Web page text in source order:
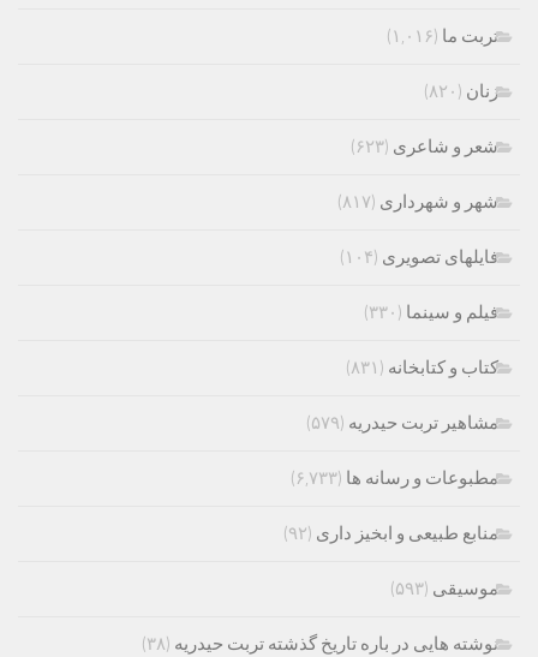
تربت ما (۱,۰۱۶)
زنان (۸۲۰)
شعر و شاعری (۶۲۳)
شهر و شهرداری (۸۱۷)
فایلهای تصویری (۱۰۴)
فیلم و سینما (۳۳۰)
کتاب و کتابخانه (۸۳۱)
مشاهیر تربت حیدریه (۵۷۹)
مطبوعات و رسانه ها (۶,۷۳۳)
منابع طبیعی و ابخیز داری (۹۲)
موسیقی (۵۹۳)
نوشته هایی در باره تاریخ گذشته تربت حیدریه (۳۸)